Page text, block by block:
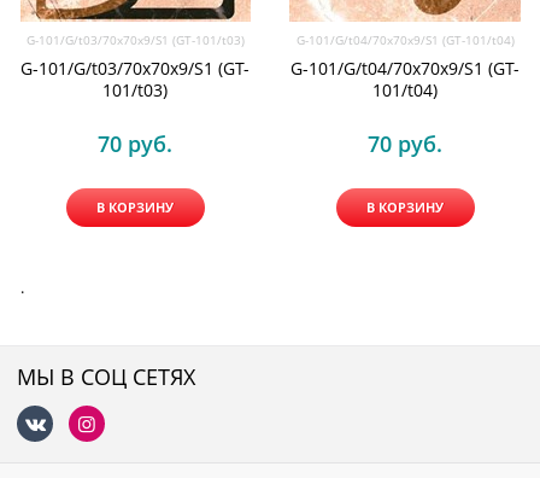
G-101/G/t03/70x70x9/S1 (GT-101/t03)
G-101/G/t03/70x70x9/S1 (GT-
101/t03)
70 руб.
В КОРЗИНУ
G-101/G/t04/70x70x9/S1 (GT-101/t04)
G-101/G/t04/70x70x9/S1 (GT-
101/t04)
70 руб.
В КОРЗИНУ
.
МЫ В СОЦ СЕТЯХ